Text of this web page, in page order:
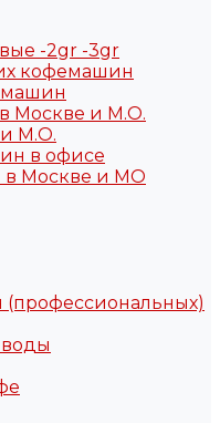
-2gr -3gr
кофемашин
Москве и М.О.
М.О.
в офисе
Москве и МО